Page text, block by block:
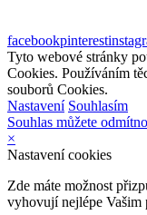
facebookpinterest
Tyto webové stránky
Cookies. Používáním
souborů Cookies.
Nastavení Souhlasím
Souhlas můžete
×
Nastavení cookies
Zde máte možnost
vyhovují nejlépe Vašim